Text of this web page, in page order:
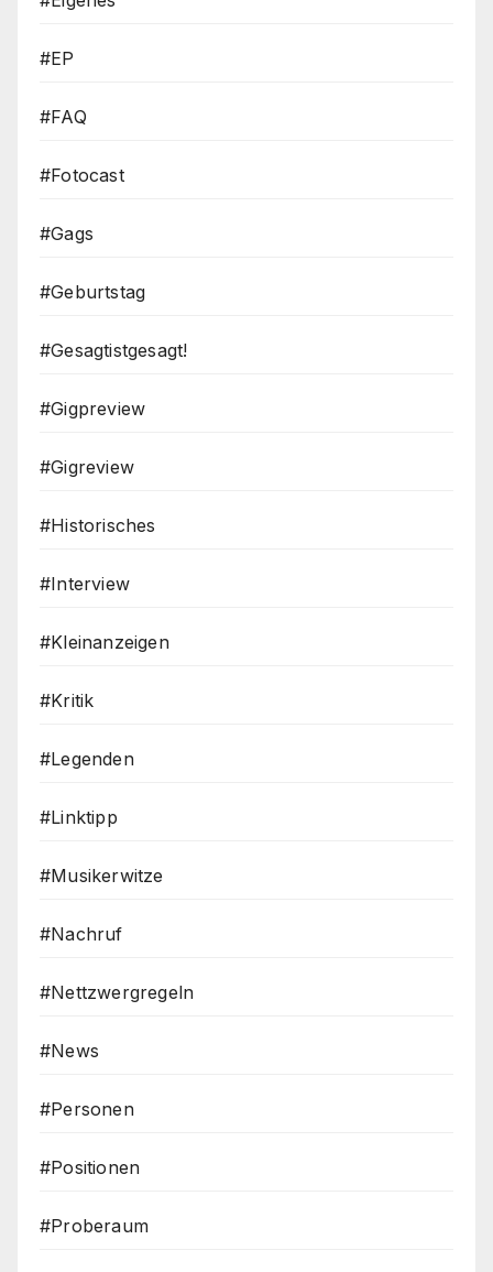
#EP
#FAQ
#Fotocast
#Gags
#Geburtstag
#Gesagtistgesagt!
#Gigpreview
#Gigreview
#Historisches
#Interview
#Kleinanzeigen
#Kritik
#Legenden
#Linktipp
#Musikerwitze
#Nachruf
#Nettzwergregeln
#News
#Personen
#Positionen
#Proberaum